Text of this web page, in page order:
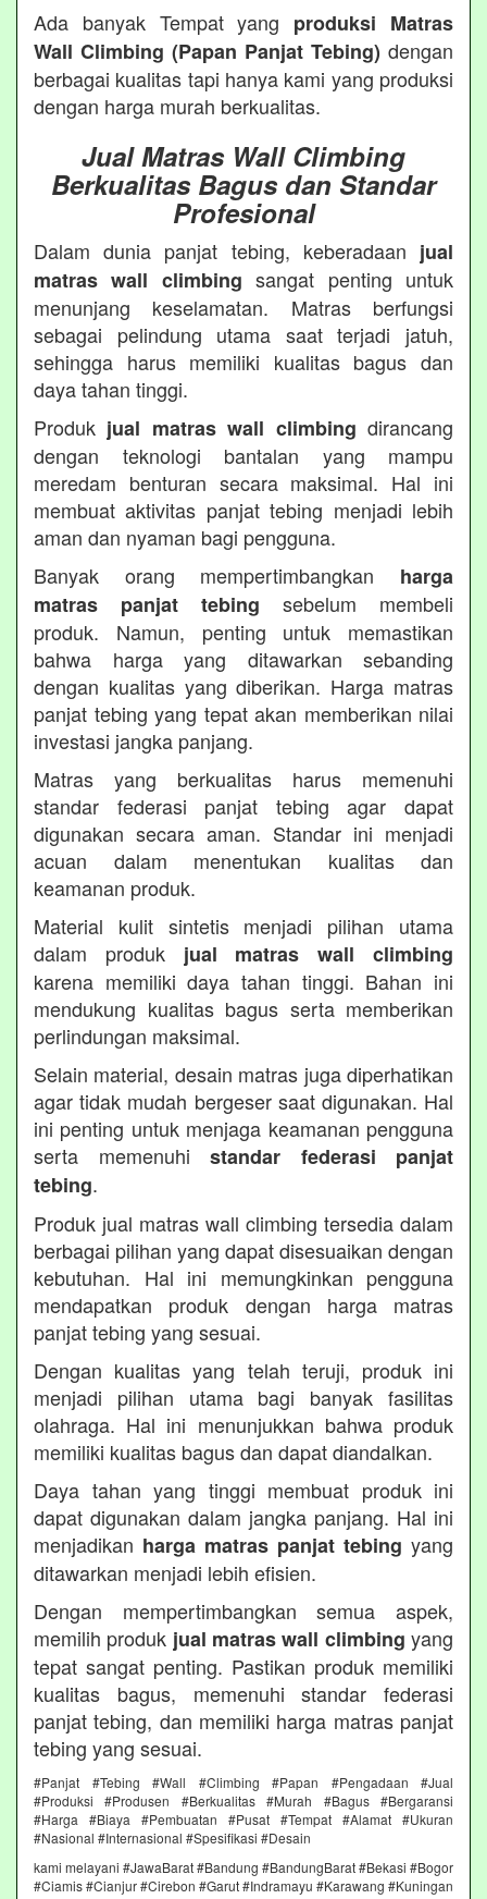
Ada banyak Tempat yang produksi Matras
Wall Climbing (Papan Panjat Tebing) dengan
berbagai kualitas tapi hanya kami yang produksi
dengan harga murah berkualitas.
Jual Matras Wall Climbing
Berkualitas Bagus dan Standar
Profesional
Dalam dunia panjat tebing, keberadaan jual
matras wall climbing sangat penting untuk
menunjang keselamatan. Matras berfungsi
sebagai pelindung utama saat terjadi jatuh,
sehingga harus memiliki kualitas bagus dan
daya tahan tinggi.
Produk jual matras wall climbing dirancang
dengan teknologi bantalan yang mampu
meredam benturan secara maksimal. Hal ini
membuat aktivitas panjat tebing menjadi lebih
aman dan nyaman bagi pengguna.
Banyak orang mempertimbangkan harga
matras panjat tebing sebelum membeli
produk. Namun, penting untuk memastikan
bahwa harga yang ditawarkan sebanding
dengan kualitas yang diberikan. Harga matras
panjat tebing yang tepat akan memberikan nilai
investasi jangka panjang.
Matras yang berkualitas harus memenuhi
standar federasi panjat tebing agar dapat
digunakan secara aman. Standar ini menjadi
acuan dalam menentukan kualitas dan
keamanan produk.
Material kulit sintetis menjadi pilihan utama
dalam produk jual matras wall climbing
karena memiliki daya tahan tinggi. Bahan ini
mendukung kualitas bagus serta memberikan
perlindungan maksimal.
Selain material, desain matras juga diperhatikan
agar tidak mudah bergeser saat digunakan. Hal
ini penting untuk menjaga keamanan pengguna
serta memenuhi standar federasi panjat
tebing.
Produk jual matras wall climbing tersedia dalam
berbagai pilihan yang dapat disesuaikan dengan
kebutuhan. Hal ini memungkinkan pengguna
mendapatkan produk dengan harga matras
panjat tebing yang sesuai.
Dengan kualitas yang telah teruji, produk ini
menjadi pilihan utama bagi banyak fasilitas
olahraga. Hal ini menunjukkan bahwa produk
memiliki kualitas bagus dan dapat diandalkan.
Daya tahan yang tinggi membuat produk ini
dapat digunakan dalam jangka panjang. Hal ini
menjadikan harga matras panjat tebing yang
ditawarkan menjadi lebih efisien.
Dengan mempertimbangkan semua aspek,
memilih produk jual matras wall climbing yang
tepat sangat penting. Pastikan produk memiliki
kualitas bagus, memenuhi standar federasi
panjat tebing, dan memiliki harga matras panjat
tebing yang sesuai.
#Panjat #Tebing #Wall #Climbing #Papan #Pengadaan #Jual
#Produksi #Produsen #Berkualitas #Murah #Bagus #Bergaransi
#Harga #Biaya #Pembuatan #Pusat #Tempat #Alamat #Ukuran
#Nasional #Internasional #Spesifikasi #Desain
kami melayani #JawaBarat #Bandung #BandungBarat #Bekasi #Bogor
#Ciamis #Cianjur #Cirebon #Garut #Indramayu #Karawang #Kuningan